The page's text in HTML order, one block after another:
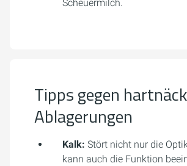
Scheuermilch.
Tipps gegen
Ablagerungen
Kalk: Stört nicht nur die
kann auch die Funktion